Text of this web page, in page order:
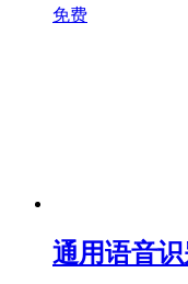
免费
通用语音